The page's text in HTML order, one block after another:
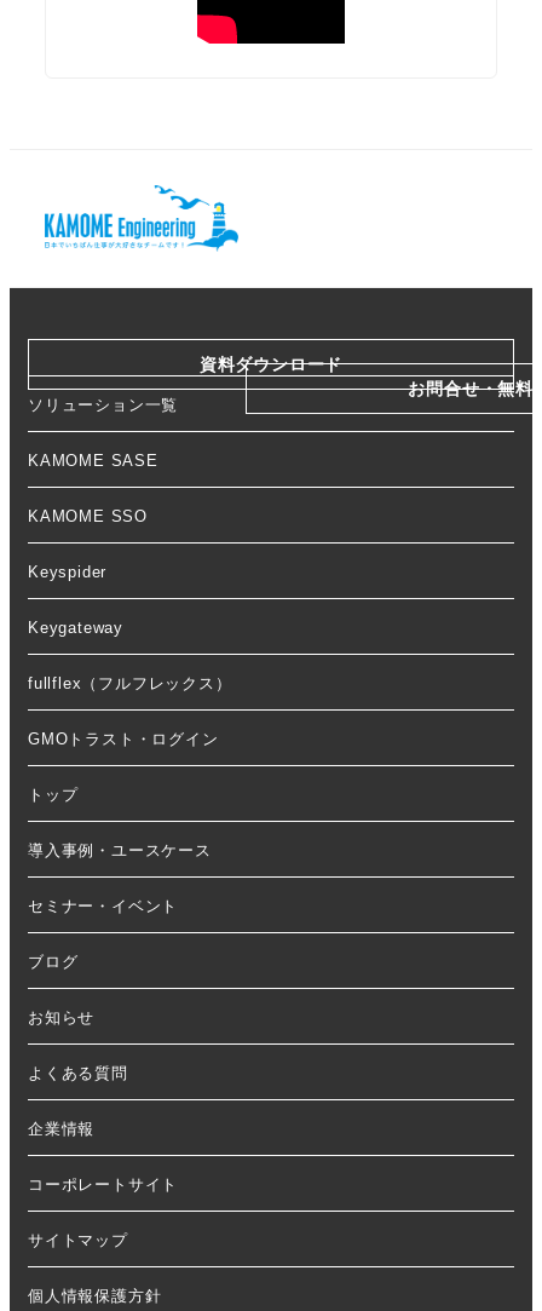
資料ダウンロード
お問合せ・無料
ソリューション一覧
KAMOME SASE
KAMOME SSO
Keyspider
Keygateway
fullflex（フルフレックス）
GMOトラスト・ログイン
トップ
導入事例・ユースケース
セミナー・イベント
ブログ
お知らせ
よくある質問
企業情報
コーポレートサイト
サイトマップ
個人情報保護方針